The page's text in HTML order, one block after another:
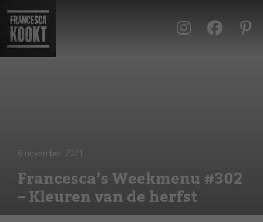
naar
inhoud
6 november 2021
Francesca’s Weekmenu #302
– Kleuren van de herfst